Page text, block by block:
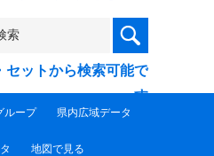
セットから検索可能で
す
ループ 県内広域データ
地図で見る